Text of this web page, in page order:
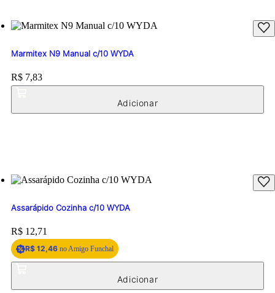
Marmitex N9 Manual c/10 WYDA
Price:
R$ 7,83
Assarápido Cozinha c/10 WYDA
Price:
R$ 12,71
R$ 12,46 no Amigo Funchal